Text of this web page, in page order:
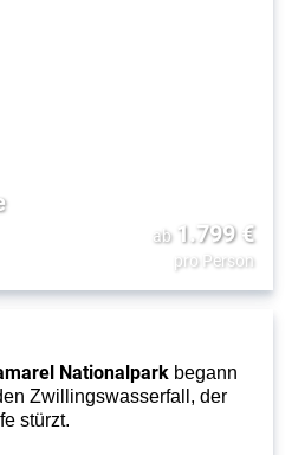
ab 1.799€
pro Person
Nationalpark begann
Zwillingswasserfall, der
stürzt.